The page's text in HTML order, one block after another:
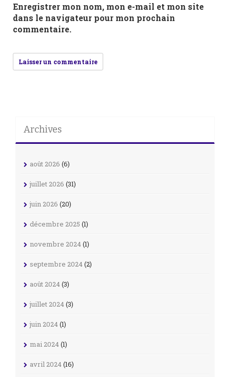
Enregistrer mon nom, mon e-mail et mon site
dans le navigateur pour mon prochain
commentaire.
Archives
août 2026 (6)
juillet 2026 (31)
juin 2026 (20)
décembre 2025 (1)
novembre 2024(1)
septembre 2024(2)
août 2024(3)
juillet 2024(3)
juin 2024(1)
mai 2024(1)
avril 2024(16)